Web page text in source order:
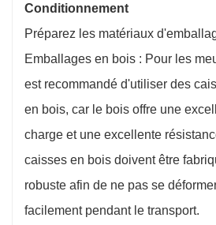
Conditionnement
Préparez les matériaux
Emballages en bois : Pour les
est recommandé d'utiliser des
en bois, car le bois offre une
charge et une excellente
caisses en bois doivent être
robuste afin de ne pas se
facilement pendant le transport.